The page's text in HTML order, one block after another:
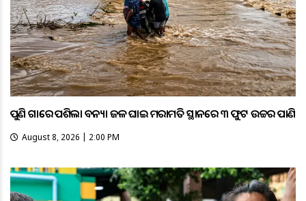
ପୁଣି ଗାଁରେ ପଶିଲା ବନ୍ୟା ଜଳ ଘାଇ ମରାମତି ସ୍ଥାନରେ ୩ ଫୁଟ ଉଚ୍ଚର ପାଣି
August 8, 2026 | 2:00 PM